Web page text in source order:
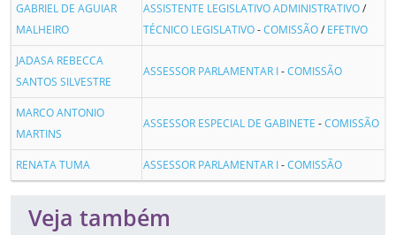
GABRIEL DE AGUIAR
MALHEIRO
ASSISTENTE LEGISLATIVO ADMINISTRATIVO/
TÉCNICO LEGISLATIVO-COMISSÃO/EFETIVO
JADASA REBECCA
SANTOS SILVESTRE
ASSESSOR PARLAMENTAR I-COMISSÃO
MARCO ANTONIO
MARTINS
ASSESSOR ESPECIAL DE GABINETE -COMISSÃO
RENATA TUMA ASSESSOR PARLAMENTAR I-COMISSÃO
Veja também